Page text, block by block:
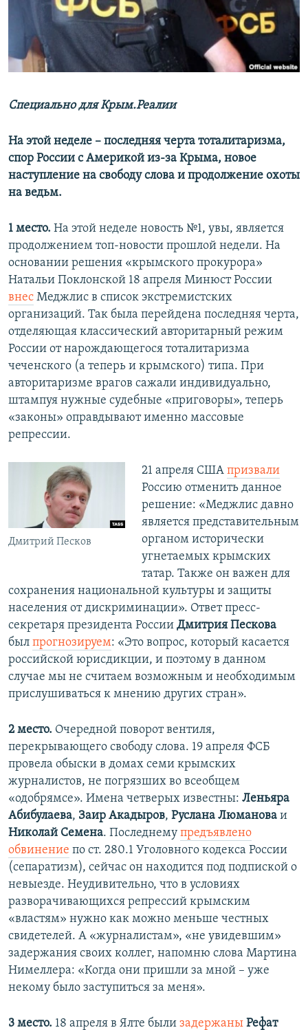
ПОБЕДИТЕЛЕЙ НЕ СУДЯТ?
КРЫМ.НЕПОКОРЕННЫЙ
ELIFBE
ПРИСОЕДИНЯЙТЕСЬ!
Все сайты RFE/RL
Специально для Крым.Реалии
На этой неделе – последняя черта тоталитаризма,
спор России с Америкой из-за Крыма, новое
наступление на свободу слова и продолжение охоты
на ведьм.
1 место. На этой неделе новость №1, увы, является
продолжением топ-новости прошлой недели. На
основании решения «крымского прокурора»
Натальи Поклонской 18 апреля Минюст России
внес Меджлис в список экстремистских
организаций. Так была перейдена последняя черта,
отделяющая классический авторитарный режим
России от нарождающегося тоталитаризма
чеченского (а теперь и крымского) типа. При
авторитаризме врагов сажали индивидуально,
штампуя нужные судебные «приговоры», теперь
«законы» оправдывают именно массовые
репрессии.
Дмитрий Песков
21 апреля США призвали
Россию отменить данное
решение: «Меджлис давно
является представительным
органом исторически
угнетаемых крымских
татар. Также он важен для
сохранения национальной культуры и защиты
населения от дискриминации». Ответ пресс-
секретаря президента России Дмитрия Пескова
был прогнозируем: «Это вопрос, который касается
российской юрисдикции, и поэтому в данном
случае мы не считаем возможным и необходимым
прислушиваться к мнению других стран».
2 место. Очередной поворот вентиля,
перекрывающего свободу слова. 19 апреля ФСБ
провела обыски в домах семи крымских
журналистов, не погрязших во всеобщем
«одобрямсе». Имена четверых известны: Леньяра
Абибулаева, Заир Акадыров, Руслана Люманова и
Николай Семена. Последнему предъявлено
обвинение по ст. 280.1 Уголовного кодекса России
(сепаратизм), сейчас он находится под подпиской о
невыезде. Неудивительно, что в условиях
разворачивающихся репрессий крымским
«властям» нужно как можно меньше честных
свидетелей. А «журналистам», «не увидевшим»
задержания своих коллег, напомню слова Мартина
Нимеллера: «Когда они пришли за мной – уже
некому было заступиться за меня».
3 место. 18 апреля в Ялте были задержаны Рефат